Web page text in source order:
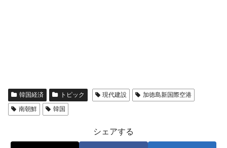
韓国経済 トピック 現代建設
加徳島新国際空港
南朝鮮
韓国
シェアする